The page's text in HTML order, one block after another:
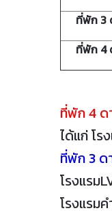
ที่พัก 3
ที่พัก 4
ที่พัก 4 ด
ได้แก่ โร
ที่พัก 3 ด
โรงแรม
โรงแรม